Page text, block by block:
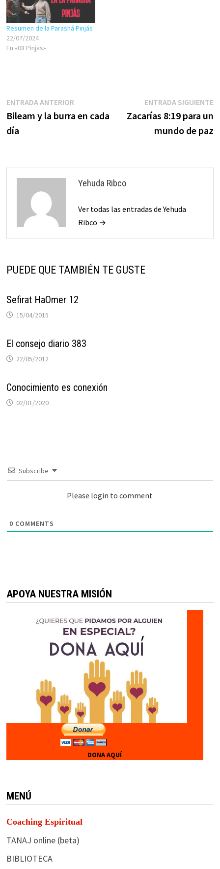
Resumen de la Parashá Pinjás
22/07/2024
En «08 Pinjas»
Navegación
de
ENTRADA ANTERIOREntrada
anterior:
Bileam y la burra en cada
día
ENTRADA SIGUIENTE
Zacarías 8:19 para un
mundo de paz
Yehuda Ribco
Ver todas las entradas de Yehuda
Ribco →
PUEDE QUE TAMBIÉN TE GUSTE
Sefirat HaOmer 12
15/04/2015
El consejo diario 383
22/05/2012
Conocimiento es conexión
02/01/2020
Subscribe
Please login to comment
0 COMMENTS
APOYA NUESTRA MISIÓN
DONA AQUÍ
MENÚ
Coaching Espiritual
TANAJ online (beta)
BIBLIOTECA